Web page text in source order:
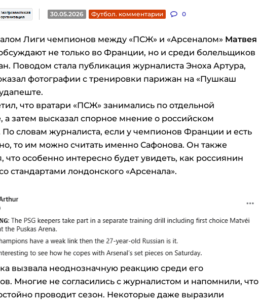
30.05.2026 Футбол. комментарии 0
Лиги чемпионов между «ПСЖ» и «Арсеналом» Матвея
не только во Франции, но и среди болельщиков
Поводом стала публикация журналиста Эноха Артура,
фотографии с тренировки парижан на «Пушкаш
что вратари «ПСЖ» занимались по отдельной
а затем высказал спорное мнение о российском
По словам журналиста, если у чемпионов Франции и есть
то им можно считать именно Сафонова. Он также
что особенно интересно будет увидеть, как россиянин
стандартами лондонского «Арсенала».
вызвала неоднозначную реакцию среди его
Многие не согласились с журналистом и напомнили, что
проводит сезон. Некоторые даже выразили